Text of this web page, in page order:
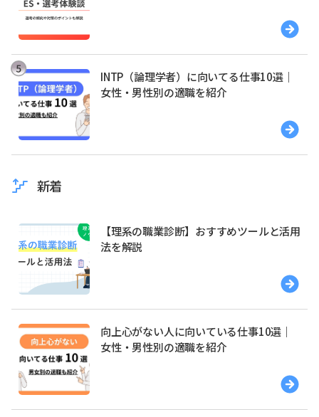
INTP（論理学者）に向いてる仕事10選｜
女性・男性別の適職を紹介
新着
【理系の職業診断】おすすめツールと活用
法を解説
向上心がない人に向いている仕事10選｜
女性・男性別の適職を紹介